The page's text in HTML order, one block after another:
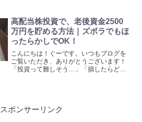
んだな〜」「TOPIXはプラスか、ふむふ
む…」なんとなく...
高配当株投資で、老後資金2500
万円を貯める方法｜ズボラでもほ
ったらかしでOK！
こんにちは！ぐーです。いつもブログを
ご覧いただき、ありがとうございます！
「投資って難しそう…」「損したらどう
スポンサーリンク